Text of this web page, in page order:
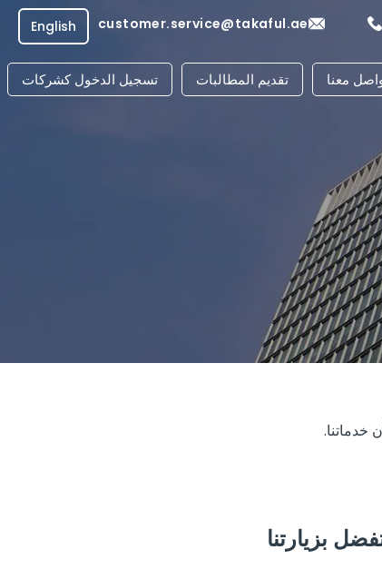
customer.service@takaful.ae
English
معنا تقديم المطالبات تسجيل الدخول كشركات
خدماتنا.
بزيارتنا